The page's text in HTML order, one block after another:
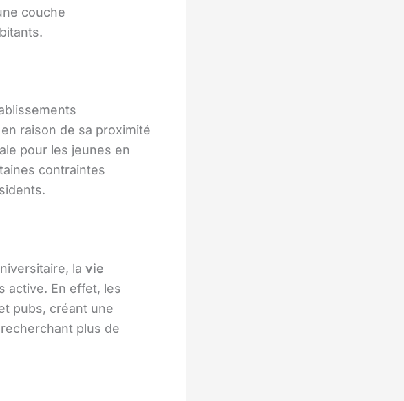
couche
raison de sa proximité
pour les jeunes en
contraintes
la vie
active. En effet, les
pubs, créant une
plus de